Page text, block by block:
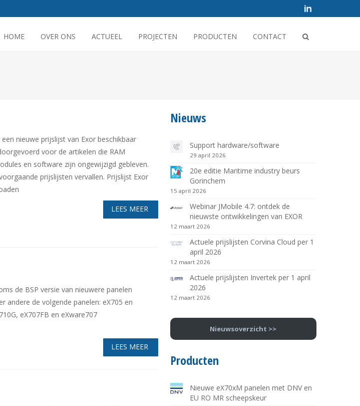
HOME OVER ONS ACTUEEL PROJECTEN PRODUCTEN CONTACT
nieuwe prijslijst van Exor beschikbaar
voor de artikelen die RAM
en software zijn ongewijzigd gebleven.
prijslijsten vervallen. Prijslijst Exor
LEES MEER
de BSP versie van nieuwere panelen
andere de volgende panelen: eX705 en
eX707FB en eXware707
LEES MEER
Nieuws
Support hardware/software
29 april 2026
20e editie Maritime industry beurs
Gorinchem
15 april 2026
Webinar JMobile 4.7: ontdek de
nieuwste ontwikkelingen van EXOR
12 maart 2026
Actuele prijslijsten Corvina Cloud per 1
april 2026
12 maart 2026
Actuele prijslijsten Invertek per 1 april
2026
12 maart 2026
Nieuwsoverzicht >>
Producten
Nieuwe eX70xM panelen met DNV en
EU RO MR scheepskeur